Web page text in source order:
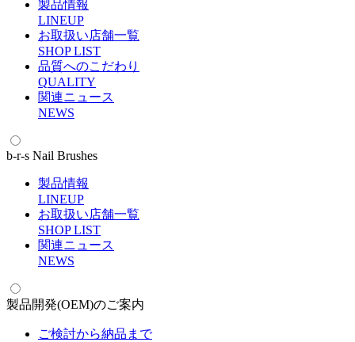
製品情報
LINEUP
お取扱い店舗一覧
SHOP LIST
品質へのこだわり
QUALITY
関連ニュース
NEWS
b-r-s Nail Brushes
製品情報
LINEUP
お取扱い店舗一覧
SHOP LIST
関連ニュース
NEWS
製品開発(OEM)のご案内
ご検討から納品まで